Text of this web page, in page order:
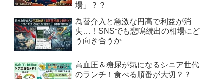
場」？？
為替介入と急激な円高で利益が消
失…！SNSでも悲鳴続出の相場にど
う向き合うか
高血圧＆糖尿が気になるシニア世代
のランチ！食べる順番が大切？？